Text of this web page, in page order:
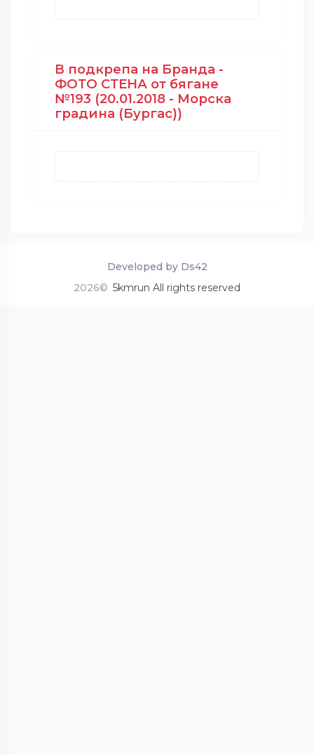
В подкрепа на Бранда -
ФОТО СТЕНА от бягане
№193 (20.01.2018 - Морска
градина (Бургас))
2026© 5kmrun All rights reserved
Developed by Ds42